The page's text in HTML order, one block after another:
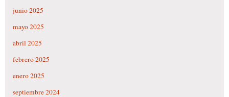
junio 2025
mayo 2025
abril 2025
febrero 2025
enero 2025
septiembre 2024